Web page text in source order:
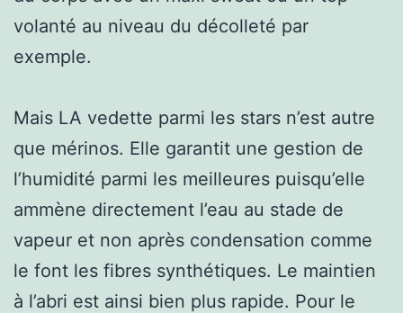
volanté au niveau du décolleté par
exemple.
Mais LA vedette parmi les stars n’est autre
que mérinos. Elle garantit une gestion de
l’humidité parmi les meilleures puisqu’elle
ammène directement l’eau au stade de
vapeur et non après condensation comme
le font les fibres synthétiques. Le maintien
à l’abri est ainsi bien plus rapide. Pour le